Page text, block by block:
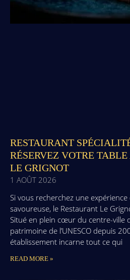
RESTAURANT
RÉSERVEZ VOTRE
LE GRIGNOT
1 AOÛT 2026
Si vous recherchez une
savoureuse, le Restaurant Le
Situé en plein cœur du centre-ville
patrimoine de l’UNESCO depuis
établissement incarne tout ce qui
READ MORE »